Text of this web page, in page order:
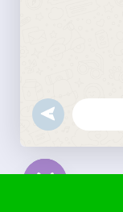
undefined